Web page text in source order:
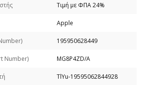
Τιμή με ΦΠΑ 24%
Apple
195950628449
Number) MG8P4ZD/A
TlYu-19595062844928